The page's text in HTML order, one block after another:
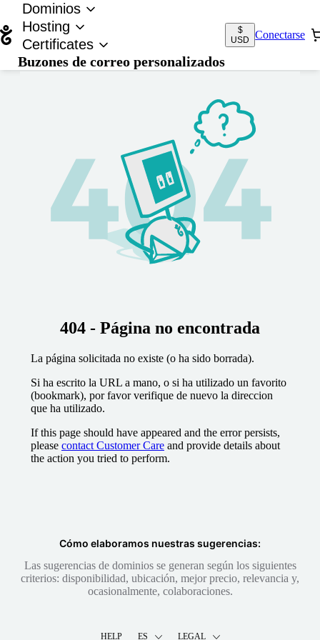
Dominios
Hosting
Certificates
Buzones de correo personalizados
$
USD
Conectarse
404 - Página no encontrada
La página solicitada no existe (o ha sido borrada).
Si ha escrito la URL a mano, o si ha utilizado un favorito
(bookmark), por favor verifique de nuevo la direccion
que ha utilizado.
If this page should have appeared and the error persists,
please contact Customer Care and provide details about
the action you tried to perform.
Cómo elaboramos nuestras sugerencias:
Las sugerencias de dominios se generan según los siguientes
criterios: disponibilidad, ubicación, mejor precio, relevancia y,
ocasionalmente, colaboraciones.
HELP ES LEGAL